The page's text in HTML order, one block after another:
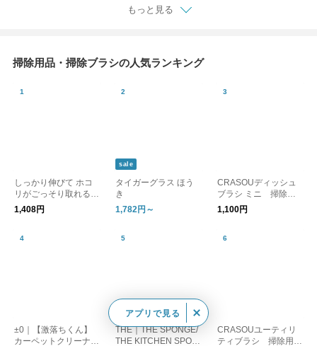
もっと見る
掃除用品・掃除ブラシの人気ランキング
しっかり伸びて ホコ
リがごっそり取れる
すき間職人 / 掃除 グッ
ズ ブラシ モップ
1,408円
sale
タイガーグラス ほう
き
1,782円～
CRASOUディッシュ
ブラシ ミニ 掃除用
品 日本製
1,100円
±0｜【激落ちくん】
カーペットクリーナー
sale
THE｜THE SPONGE/
THE KITCHEN SPON
CRASOUユーティリ
ティブラシ 掃除用品
アプリで見る